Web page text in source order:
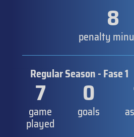
8
penalty
Regular Season - Fase 1
7
game
played
0
goals